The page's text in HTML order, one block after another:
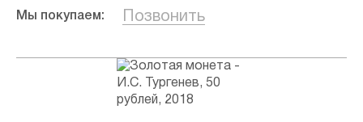
Мы покупаем: Позвонить